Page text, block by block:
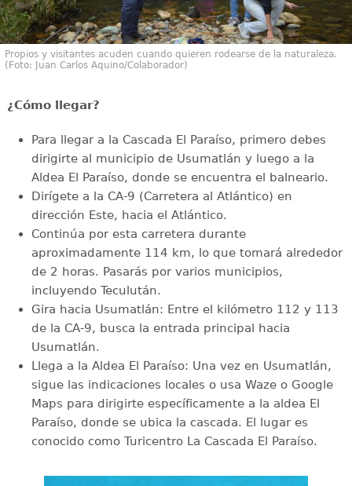
Propios y visitantes acuden cuando quieren rodearse de la naturaleza.
(Foto: Juan Carlos Aquino/Colaborador)
¿Cómo llegar?
Para llegar a la Cascada El Paraíso, primero debes
dirigirte al municipio de Usumatlán y luego a la
Aldea El Paraíso, donde se encuentra el balneario.
Dirígete a la CA-9 (Carretera al Atlántico) en
dirección Este, hacia el Atlántico.
Continúa por esta carretera durante
aproximadamente 114 km, lo que tomará alrededor
de 2 horas. Pasarás por varios municipios,
incluyendo Teculután.
Gira hacia Usumatlán: Entre el kilómetro 112 y 113
de la CA-9, busca la entrada principal hacia
Usumatlán.
Llega a la Aldea El Paraíso: Una vez en Usumatlán,
sigue las indicaciones locales o usa Waze o Google
Maps para dirigirte específicamente a la aldea El
Paraíso, donde se ubica la cascada. El lugar es
conocido como Turicentro La Cascada El Paraíso.